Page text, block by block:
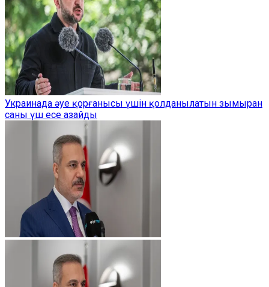
Украинада әуе қорғанысы үшін қолданылатын зымыран
саны үш есе азайды